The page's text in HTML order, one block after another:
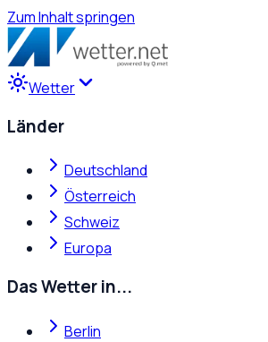
Zum Inhalt springen
Wetter
Länder
Deutschland
Österreich
Schweiz
Europa
Das Wetter in...
Berlin